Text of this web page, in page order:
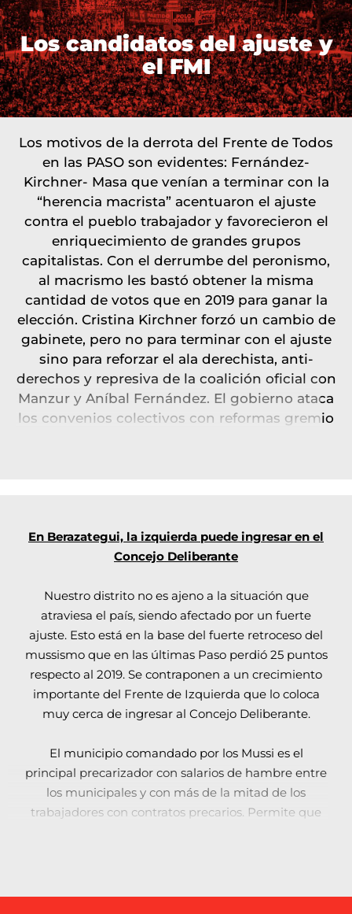
Los candidatos del ajuste y
el FMI
Los motivos de la derrota del Frente de Todos
en las PASO son evidentes: Fernández-
Kirchner- Masa que venían a terminar con la
“herencia macrista” acentuaron el ajuste
contra el pueblo trabajador y favorecieron el
enriquecimiento de grandes grupos
capitalistas. Con el derrumbe del peronismo,
al macrismo les bastó obtener la misma
cantidad de votos que en 2019 para ganar la
elección. Cristina Kirchner forzó un cambio de
gabinete, pero no para terminar con el ajuste
sino para reforzar el ala derechista, anti-
derechos y represiva de la coalición oficial con
Manzur y Aníbal Fernández. El gobierno ataca
los convenios colectivos con reformas gremio
FMI para avanzar en un acuerdo con la
Argentina, que los legisladores del Frente de
Congreso luego del 14 de noviembre. Por eso,
contra los candidatos del ajuste y el FMI hay
que votar al Frente de Izquierda-Unidad.
En Berazategui, la izquierda puede ingresar en el
Concejo Deliberante
Nuestro distrito no es ajeno a la situación que
atraviesa el país, siendo afectado por un fuerte
ajuste. Esto está en la base del fuerte retroceso del
mussismo que en las últimas Paso perdió 25 puntos
respecto al 2019. Se contraponen a un crecimiento
importante del Frente de Izquierda que lo coloca
muy cerca de ingresar al Concejo Deliberante.
El municipio comandado por los Mussi es el
principal precarizador con salarios de hambre entre
los municipales y con más de la mitad de los
trabajadores con contratos precarios. Permite que